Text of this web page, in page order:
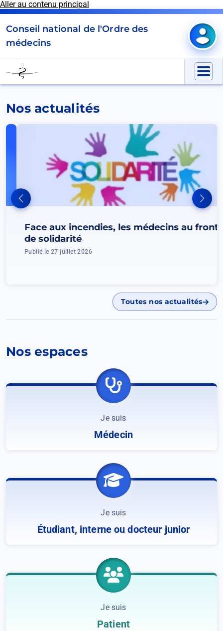
Aller au contenu principal
Menu
to
homepage
Conseil national de l'Ordre des
médecins
Mon
Nos actualités
Face aux incendies, les médecins au front
de solidarité
Publié le 27 juillet 2026
Toutes nos actualités
Nos espaces
Je suis
Médecin
Je suis
Étudiant, interne ou docteur junior
Je suis
Patient
Panneau de gestion des cookies